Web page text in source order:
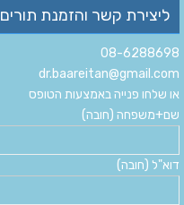
ליצירת קשר והזמנת תורים
08-6288698
dr.baareitan@gmail.com
או שלחו פנייה באמצעות הטופס
שם+משפחה (חובה)
דוא"ל (חובה)